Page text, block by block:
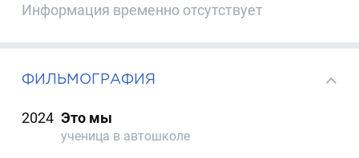
Информация временно отсутствует
ФИЛЬМОГРАФИЯ
2024 Это мы
ученица в автошколе